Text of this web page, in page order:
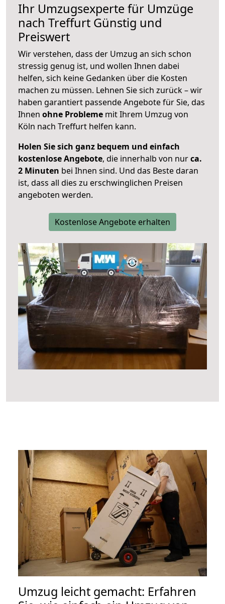
Ihr Umzugsexperte für Umzüge
nach Treffurt Günstig und
Preiswert
Wir verstehen, dass der Umzug an sich schon
stressig genug ist, und wollen Ihnen dabei
helfen, sich keine Gedanken über die Kosten
machen zu müssen. Lehnen Sie sich zurück – wir
haben garantiert passende Angebote für Sie, das
Ihnen ohne Probleme mit Ihrem Umzug von
Köln nach Treffurt helfen kann.
Holen Sie sich ganz bequem und einfach
kostenlose Angebote, die innerhalb von nurca.
2 Minuten bei Ihnen sind. Und das Beste daran
ist, dass all dies zu erschwinglichen Preisen
angeboten werden.
Kostenlose Angebote erhalten
Umzug leicht gemacht: Erfahren